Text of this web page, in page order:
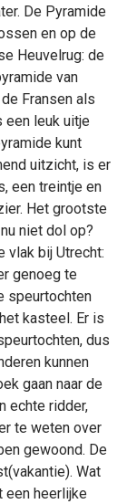
De Pyramide
en op de
Heuvelrug: de
van
Fransen als
een leuk uitje
kunt
uitzicht, is er
een treintje en
Het grootste
niet dol op?
vlak bij Utrecht:
genoeg te
speurtochten
kasteel. Er is
dus
kunnen
gaan naar de
echte ridder,
te weten over
gewoond. De
Wat
een heerlijke